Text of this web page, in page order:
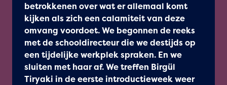
betrokkenen over wat er allemaal komt
kijken als zich een calamiteit van deze
omvang voordoet. We begonnen de reeks
met de schooldirecteur die we destijds op
een tijdelijke werkplek spraken. En we
sluiten met haar af. We treffen Birgül
Tiryaki in de eerste introductieweek weer